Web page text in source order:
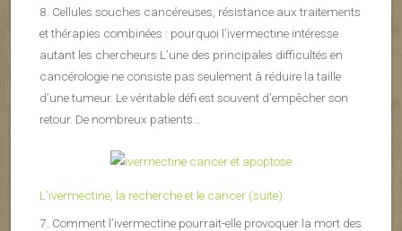
8. Cellules souches cancéreuses, résistance aux traitements
et thérapies combinées : pourquoi l’ivermectine intéresse
autant les chercheurs L’une des principales difficultés en
cancérologie ne consiste pas seulement à réduire la taille
d’une tumeur. Le véritable défi est souvent d’empêcher son
retour. De nombreux patients...
L’ivermectine, la recherche et le cancer (suite)
7. Comment l’ivermectine pourrait-elle provoquer la mort des